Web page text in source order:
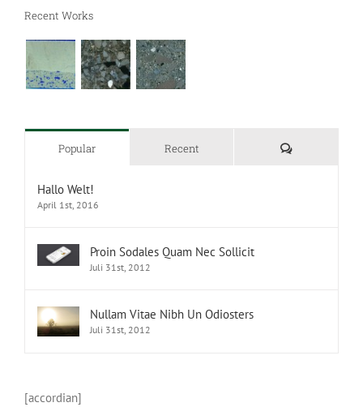
Recent Works
Popular Recent Kommentare
Hallo Welt!
April 1st, 2016
Proin Sodales Quam Nec Sollicit
Juli 31st, 2012
Nullam Vitae Nibh Un Odiosters
Juli 31st, 2012
[accordian]